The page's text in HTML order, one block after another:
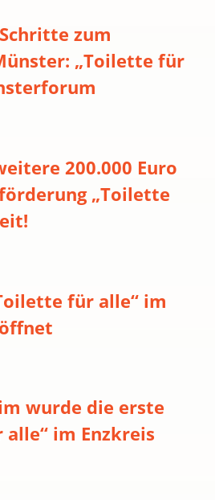
zum
„Toilette für
200.000 Euro
„Toilette
für alle“ im
wurde die erste
im Enzkreis